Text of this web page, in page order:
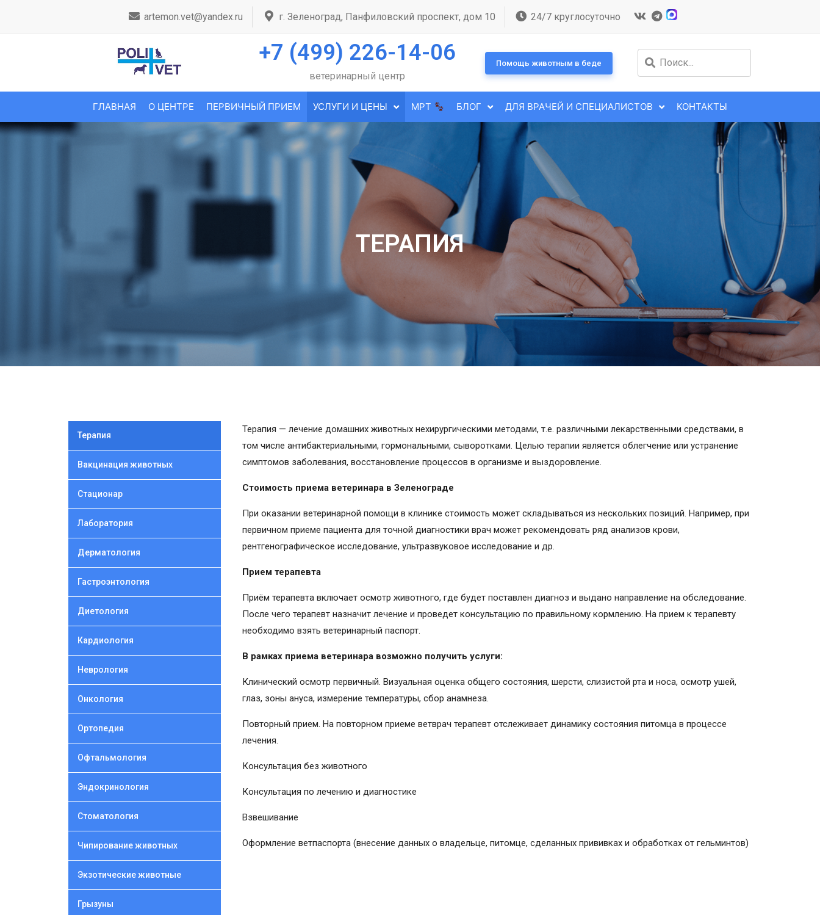
artemon.vet@yandex.ru г. Зеленоград, Панфиловский проспект, дом 10 24/7 круглосуточно
+7 (499) 226-14-06
ветеринарный центр
Помощь животным в беде
ГЛАВНАЯ О ЦЕНТРЕ ПЕРВИЧНЫЙ ПРИЕМ УСЛУГИ И ЦЕНЫ МРТ БЛОГ ДЛЯ ВРАЧЕЙ И СПЕЦИАЛИСТОВ КОНТАКТЫ
ТЕРАПИЯ
Терапия
Вакцинация животных
Стационар
Лаборатория
Дерматология
Гастроэнтология
Диетология
Кардиология
Неврология
Онкология
Ортопедия
Офтальмология
Эндокринология
Стоматология
Чипирование животных
Экзотические животные
Грызуны
Терапия — лечение домашних животных нехирургическими методами, т.е. различными лекарственными средствами, в
том числе антибактериальными, гормональными, сыворотками. Целью терапии является облегчение или устранение
симптомов заболевания, восстановление процессов в организме и выздоровление.
Стоимость приема ветеринара в Зеленограде
При оказании ветеринарной помощи в клинике стоимость может складываться из нескольких позиций. Например, при
первичном приеме пациента для точной диагностики врач может рекомендовать ряд анализов крови,
рентгенографическое исследование, ультразвуковое исследование и др.
Прием терапевта
Приём терапевта включает осмотр животного, где будет поставлен диагноз и выдано направление на обследование.
После чего терапевт назначит лечение и проведет консультацию по правильному кормлению. На прием к терапевту
необходимо взять ветеринарный паспорт.
В рамках приема ветеринара возможно получить услуги:
Клинический осмотр первичный. Визуальная оценка общего состояния, шерсти, слизистой рта и носа, осмотр ушей,
глаз, зоны ануса, измерение температуры, сбор анамнеза.
Повторный прием. На повторном приеме ветврач терапевт отслеживает динамику состояния питомца в процессе
лечения.
Консультация без животного
Консультация по лечению и диагностике
Взвешивание
Оформление ветпаспорта (внесение данных о владельце, питомце, сделанных прививках и обработках от гельминтов)